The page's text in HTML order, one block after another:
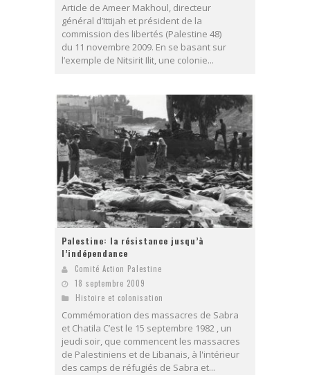
Article de Ameer Makhoul, directeur
général d’Ittijah et président de la
commission des libertés (Palestine 48)
du 11 novembre 2009. En se basant sur
l’exemple de Nitsirit Ilit, une colonie...
Palestine: la résistance jusqu’à
l’indépendance
Comité Action Palestine
18 septembre 2009
Histoire et colonisation
Commémoration des massacres de Sabra
et Chatila C’est le 15 septembre 1982 , un
jeudi soir, que commencent les massacres
de Palestiniens et de Libanais, à l'intérieur
des camps de réfugiés de Sabra et...